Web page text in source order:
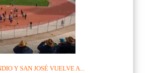
Y SAN JOSÉ VUELVE A...